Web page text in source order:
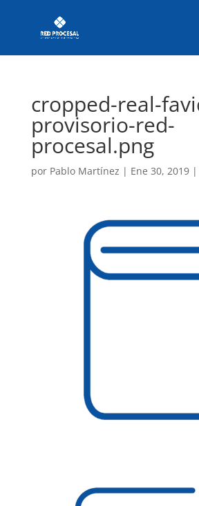
cropped-real-
provisorio-red-
procesal.png
por Pablo Martínez | Ene 30, 2019|